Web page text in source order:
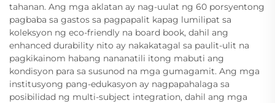
tahanan. Ang mga aklatan ay nag-uulat ng 60 porsyentong
pagbaba sa gastos sa pagpapalit kapag lumilipat sa
koleksyon ng eco-friendly na board book, dahil ang
enhanced durability nito ay nakakatagal sa paulit-ulit na
pagkikainom habang nananatili itong mabuti ang
kondisyon para sa susunod na mga gumagamit. Ang mga
institusyong pang-edukasyon ay nagpapahalaga sa
posibilidad ng multi-subject integration, dahil ang mga